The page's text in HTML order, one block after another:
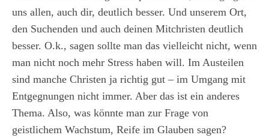
uns allen, auch dir, deutlich besser. Und unserem Ort,
den Suchenden und auch deinen Mitchristen deutlich
besser. O.k., sagen sollte man das vielleicht nicht, wenn
man nicht noch mehr Stress haben will. Im Austeilen
sind manche Christen ja richtig gut – im Umgang mit
Entgegnungen nicht immer. Aber das ist ein anderes
Thema. Also, was könnte man zur Frage von
geistlichem Wachstum, Reife im Glauben sagen?